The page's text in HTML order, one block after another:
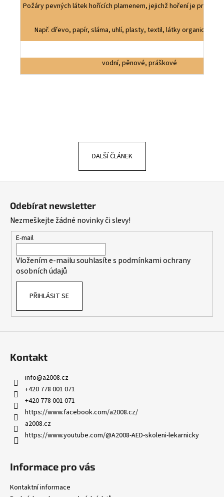
Požáry pevných látek hořících plamenem, jejichž hoření je
Např. dřevo, papír, sláma, uhlí, plasty, textil, látky organického
vodní, pěnové, práškové
DALŠÍ ČLÁNEK
Odebírat newsletter
Nezmeškejte žádné novinky či slevy!
E-mail
Vložením e-mailu souhlasíte s podmínkami ochrany
osobních údajů
PŘIHLÁSIT SE
Kontakt
info@a2008.cz
+420 778 001 071
+420 778 001 071
https://www.facebook.com/a2008.cz/
a2008.cz
https://www.youtube.com/@A2008-AED-skoleni-lekarnicky
Informace pro vás
Kontaktní informace